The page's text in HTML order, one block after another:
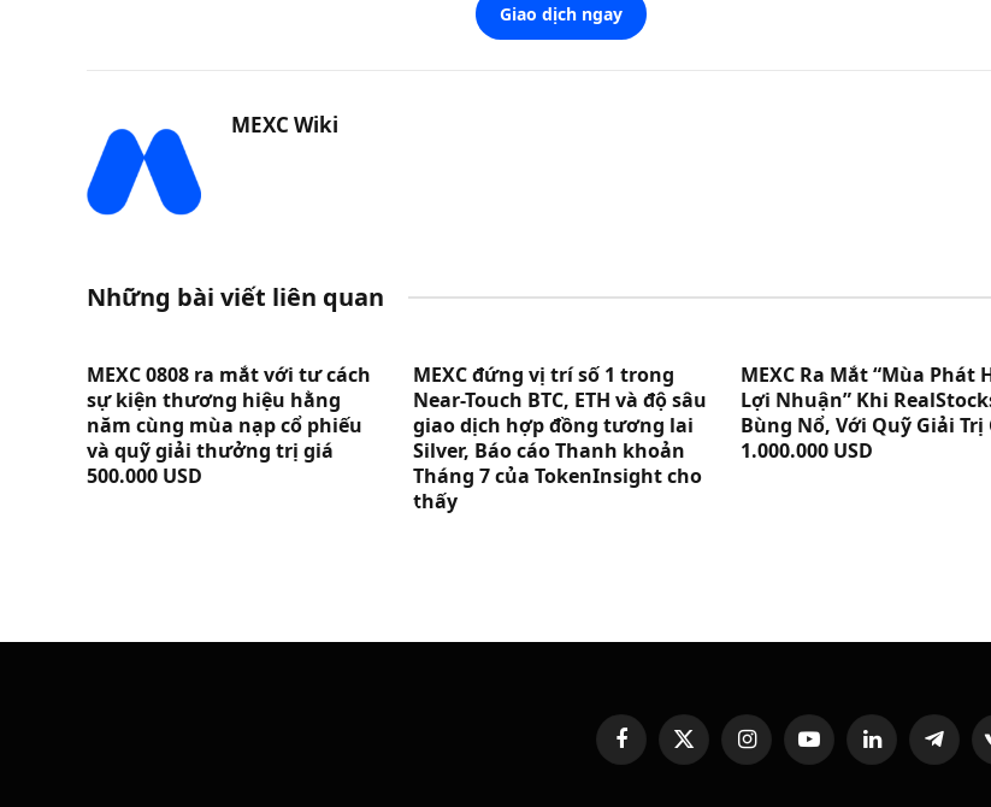
Giao dịch ngay
MEXC Wiki
Những bài viết liên quan
MEXC 0808 ra mắt với tư cách
sự kiện thương hiệu hằng
năm cùng mùa nạp cổ phiếu
và quỹ giải thưởng trị giá
500.000 USD
MEXC đứng vị trí số 1 trong
Near-Touch BTC, ETH và độ sâu
giao dịch hợp đồng tương lai
Silver, Báo cáo Thanh khoản
Tháng 7 của TokenInsight cho
thấy
MEXC Ra Mắt “Mùa Phát
Lợi Nhuận” Khi
Bùng Nổ, Với Quỹ Giải Trị
1.000.000 USD
FacebookX
(Twitter)
InstagramYouTubeLinkedIn